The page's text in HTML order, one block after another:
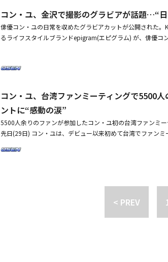
コン・ユ、金沢で撮影のグラビアが話題…“
俳優コン・ユの日常を収めたグラビアカットが公開された。
るライフスタイルブランドepigram(エピグラム) が、俳優コ
撮影を通じて表現した。epigramはコン・ユが持つ特有の感
映像を公開した。特に、epigramの感性を生かした柔らかい
がコン・ユを通じてさらに光を放ったという。この日コン・
は「過去の2シーズンに続き、今回のF/Wシーズンもコン・
指す感性あふれる部分や日常的な雰囲気をリアルながらも素
込めているような表情とポーズは、日常と旅行の接点を正確
コン・ユ、台湾ファンミーティングで5500
ントに“感動の涙”
5500人余りのファンが参加したコン・ユ初の台湾ファンミ
先日(29日) コン・ユは、デビュー以来初めて台湾でファン
ユを応援してきた台湾ファンたちの熱い声援は、3月のチケ
き起こし、3.4億台湾ドルという高い記録を打ち立てた。こ
起こし、台湾最高の韓流4大スターに選定された。コン・ユ
だった。27日、台湾の空港に到着した瞬間から28日台湾メ
< PREV